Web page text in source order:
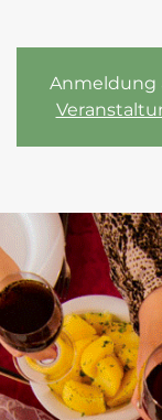
Anmeldung